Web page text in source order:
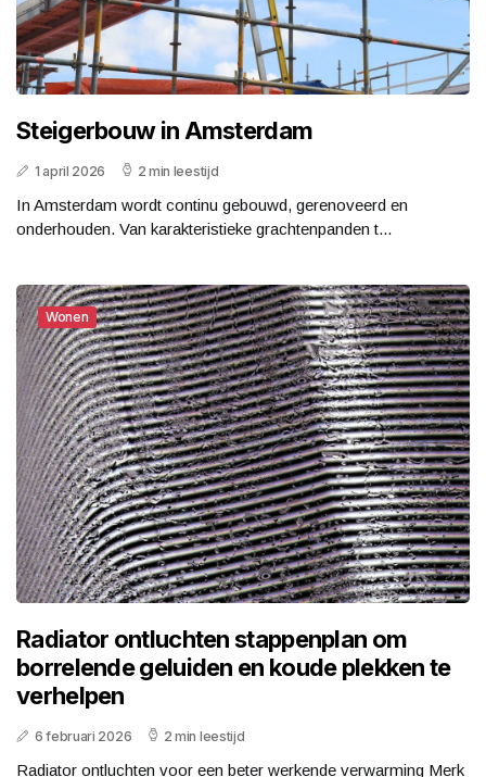
Steigerbouw in Amsterdam
1 april 2026 2 min leestijd
In Amsterdam wordt continu gebouwd, gerenoveerd en
onderhouden. Van karakteristieke grachtenpanden t...
Wonen
Radiator ontluchten stappenplan om
borrelende geluiden en koude plekken te
verhelpen
6 februari 2026 2 min leestijd
Radiator ontluchten voor een beter werkende verwarming Merk